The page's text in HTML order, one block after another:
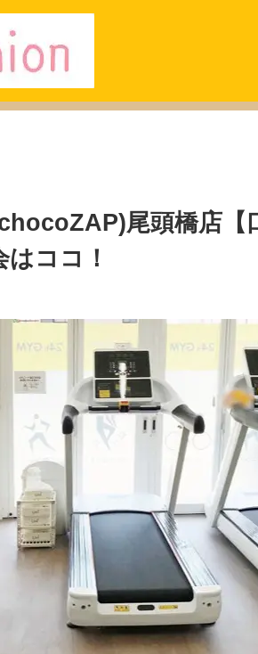
尾頭橋店【
ココ！